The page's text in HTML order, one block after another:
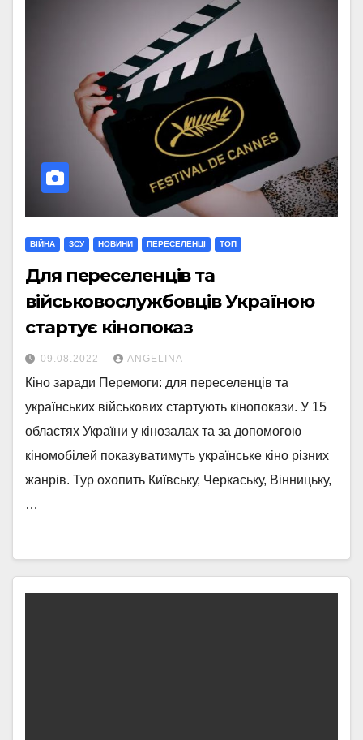
ВІЙНА ЗСУ НОВИНИ ПЕРЕСЕЛЕНЦІ ТОП
Для переселенців та
військовослужбовців Україною
стартує кінопоказ
09.08.2022 ANGELINA
Кіно заради Перемоги: для переселенців та
українських військових стартують кінопокази. У 15
областях України у кінозалах та за допомогою
кіномобілей показуватимуть українське кіно різних
жанрів. Тур охопить Київську, Черкаську, Вінницьку,
…